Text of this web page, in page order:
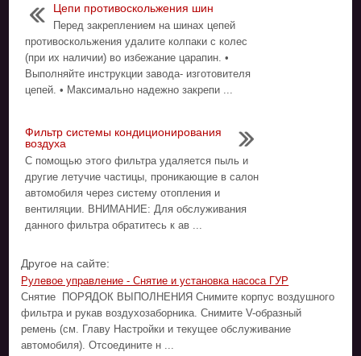
Цепи противоскольжения шин
Перед закреплением на шинах цепей
противоскольжения удалите колпаки с колес
(при их наличии) во избежание царапин. •
Выполняйте инструкции завода- изготовителя
цепей. • Максимально надежно закрепи ...
Фильтр системы кондиционирования
воздуха
С помощью этого фильтра удаляется пыль и
другие летучие частицы, проникающие в салон
автомобиля через систему отопления и
вентиляции. ВНИМАНИЕ: Для обслуживания
данного фильтра обратитесь к ав ...
Другое на сайте:
Рулевое управление - Снятие и установка насоса ГУР
Снятие ПОРЯДОК ВЫПОЛНЕНИЯ Снимите корпус воздушного
фильтра и рукав воздухозаборника. Снимите V-образный
ремень (см. Главу Настройки и текущее обслуживание
автомобиля). Отсоедините н ...